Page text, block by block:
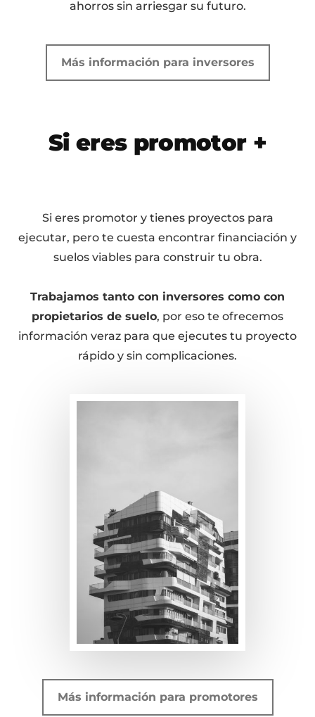
ahorros sin arriesgar su futuro.
Más información para inversores
Si eres promotor +
Si eres promotor y tienes proyectos para
ejecutar, pero te cuesta encontrar financiación y
suelos viables para construir tu obra.
Trabajamos tanto con inversores como con
propietarios de suelo, por eso te ofrecemos
información veraz para que ejecutes tu proyecto
rápido y sin complicaciones.
Más información para promotores